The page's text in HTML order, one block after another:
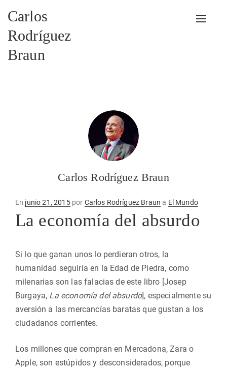
Carlos
Rodríguez
Braun
Carlos Rodríguez Braun
En Publicado
junio 21, 2015por Carlos Rodríguez Braun a El Mundo
La economía del absurdo
Si lo que ganan unos lo perdieran otros, la
humanidad seguiría en la Edad de Piedra, como
milenarias son las falacias de este libro [Josep
Burgaya, La economía del absurdo], especialmente su
aversión a las mercancías baratas que gustan a los
ciudadanos corrientes.
Los millones que compran en Mercadona, Zara o
Apple, son estúpidos y desconsiderados, porque